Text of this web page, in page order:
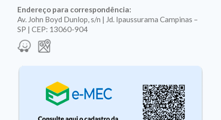
Endereço para correspondência:
Av. John Boyd Dunlop, s/n | Jd. Ipaussurama Campinas –
SP | CEP: 13060-904